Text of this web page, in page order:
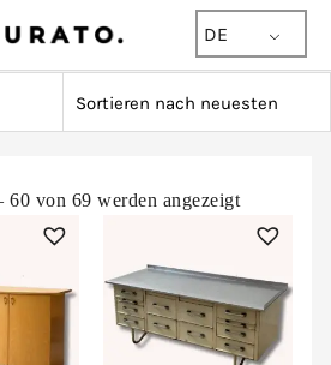
DE
60 von 69 werden angezeigtAktualität
sortiert